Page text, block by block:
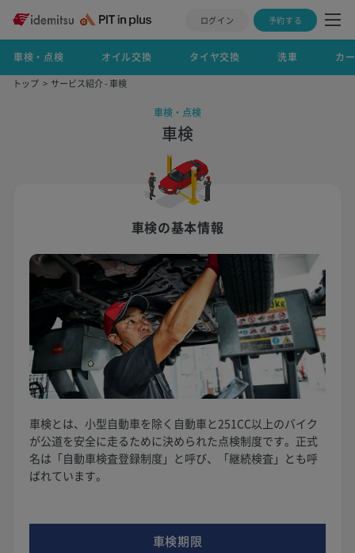
ログイン 予約する
車検・点検 オイル交換 タイヤ交換 洗車 カ
トップ サービス紹介 - 車検
車検・点検
車検
車検の基本情報
車検とは、小型自動車を除く自動車と251CC以上のバイク
が公道を安全に走るために決められた点検制度です。正式
名は「自動車検査登録制度」と呼び、「継続検査」とも呼
ばれています。
車検期限